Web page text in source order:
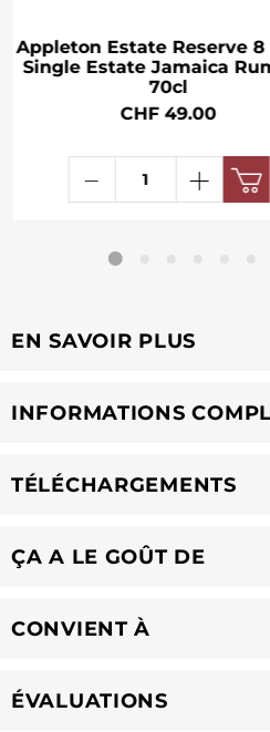
Appleton Estate Reserve 8
Single Estate Jamaica
70cl
CHF 49.00
EN SAVOIR PLUS
INFORMATIONS
TÉLÉCHARGEMENTS
ÇA A LE GOÛT DE
CONVIENT À
ÉVALUATIONS